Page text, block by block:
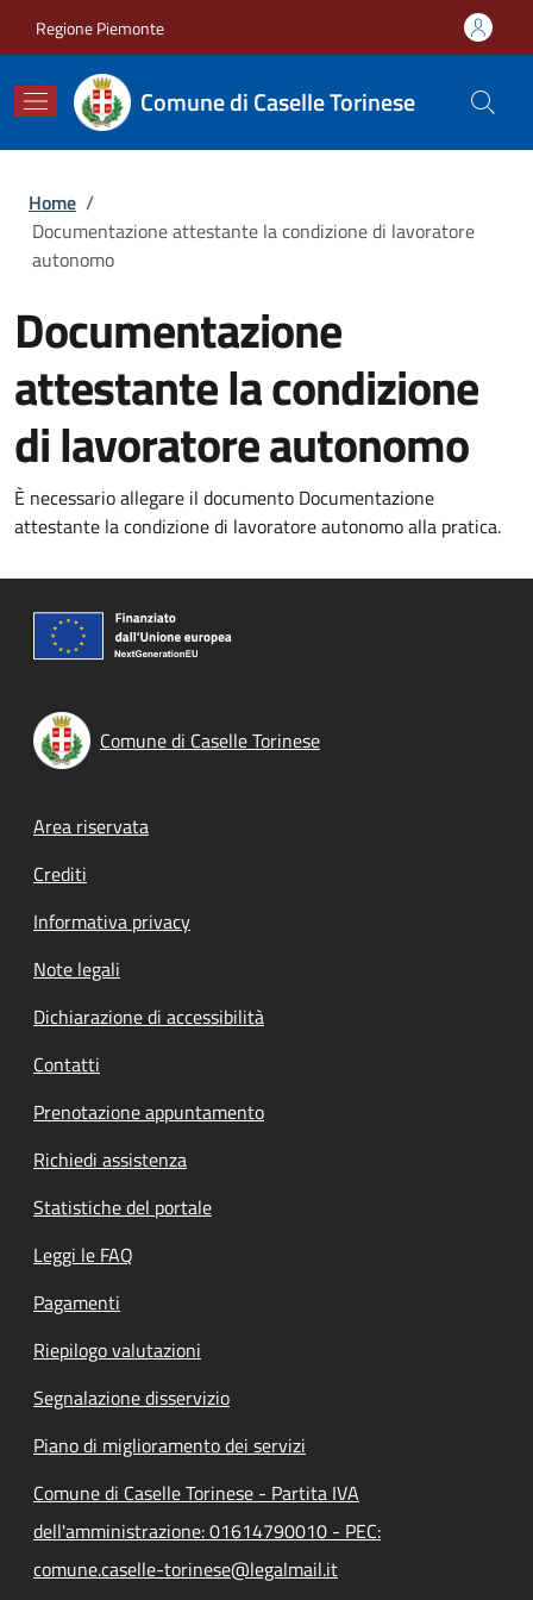
Regione Piemonte
Comune di Caselle Torinese
Briciole di pane
Home /
Documentazione attestante la condizione di lavoratore
autonomo
Documentazione
attestante la condizione
di lavoratore autonomo
È necessario allegare il documento Documentazione
attestante la condizione di lavoratore autonomo alla pratica.
Comune di Caselle Torinese
Footer menu
Area riservata
Crediti
Informativa privacy
Note legali
Dichiarazione di accessibilità
Contatti
Prenotazione appuntamento
Richiedi assistenza
Statistiche del portale
Leggi le FAQ
Pagamenti
Riepilogo valutazioni
Segnalazione disservizio
Piano di miglioramento dei servizi
Comune di Caselle Torinese - Partita IVA
dell'amministrazione: 01614790010 - PEC:
comune.caselle-torinese@legalmail.it